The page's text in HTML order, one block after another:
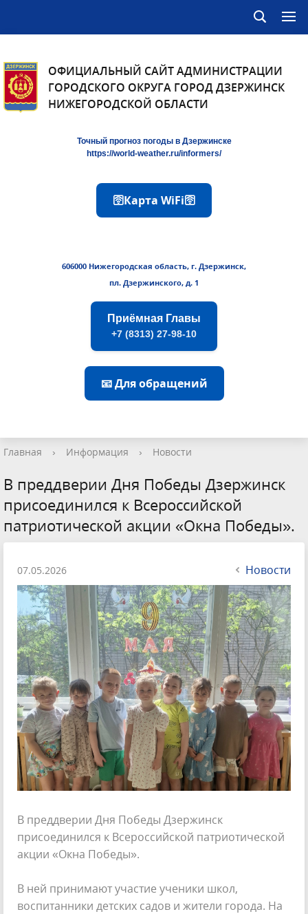
ОФИЦИАЛЬНЫЙ САЙТ АДМИНИСТРАЦИИ
ГОРОДСКОГО ОКРУГА ГОРОД ДЗЕРЖИНСК
НИЖЕГОРОДСКОЙ ОБЛАСТИ
Точный прогноз погоды в Дзержинске
https://world-weather.ru/informers/
🛜Карта WiFi🛜
606000 Нижегородская область, г. Дзержинск,
пл. Дзержинского, д. 1
Приёмная Главы
+7 (8313) 27-98-10
📧 Для обращений
Главная › Информация › Новости
В преддверии Дня Победы Дзержинск
присоединился к Всероссийской
патриотической акции «Окна Победы».
07.05.2026 Новости
В преддверии Дня Победы Дзержинск
присоединился к Всероссийской патриотической
акции «Окна Победы».
В ней принимают участие ученики школ,
воспитанники детских садов и жители города. На